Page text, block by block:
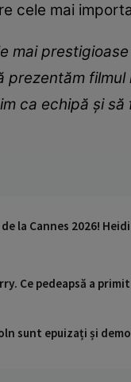
cele mai
mai
ca echipă și
la Cannes 2026!
Ce pedeapsă a
sunt epuizați și